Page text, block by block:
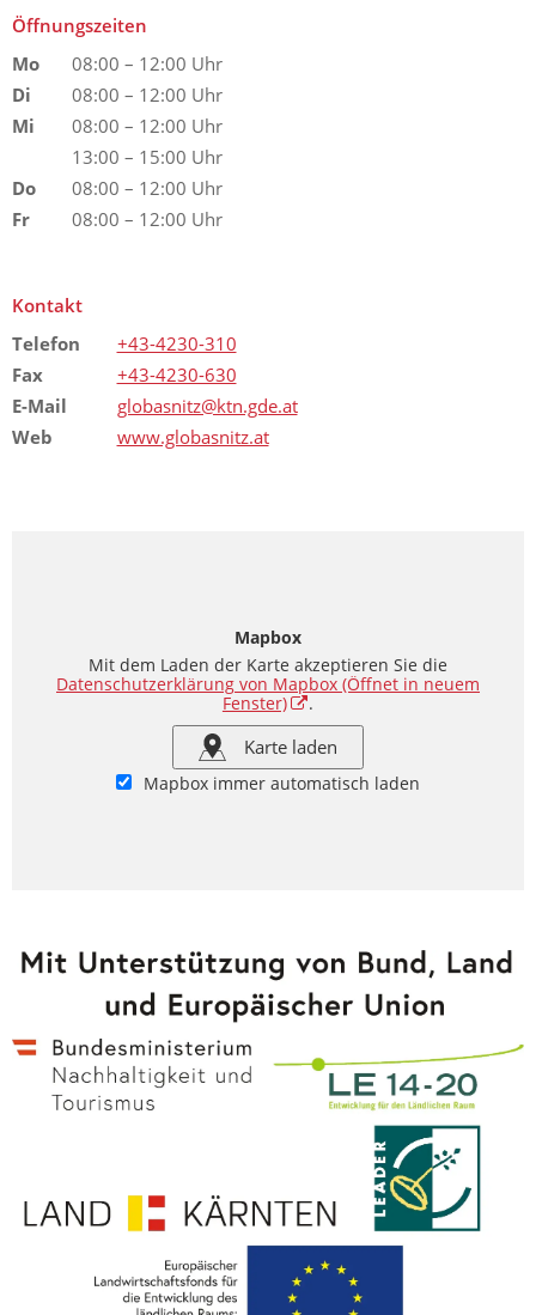
Öffnungszeiten
Mo
08:00 – 12:00 Uhr
Di
08:00 – 12:00 Uhr
Mi
08:00 – 12:00 Uhr
13:00 – 15:00 Uhr
Do
08:00 – 12:00 Uhr
Fr
08:00 – 12:00 Uhr
Kontakt
Telefon
+43-4230-310
Fax
+43-4230-630
E-Mail
globasnitz@ktn.gde.at
Web
www.globasnitz.at
Mapbox
Mit dem Laden der Karte akzeptieren Sie die
Datenschutzerklärung von Mapbox (Öffnet in neuem
Fenster)
.
Karte laden
Mapbox immer automatisch laden